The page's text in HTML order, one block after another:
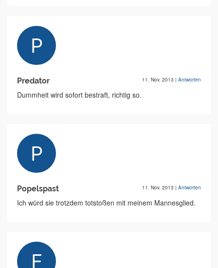
Predator 11. Nov. 2013 | Antworten
Dummheit wird sofort bestraft, richtig so.
Popelspast 11. Nov. 2013 | Antworten
Ich würd sie trotzdem totstoßen mit meinem Mannesglied.